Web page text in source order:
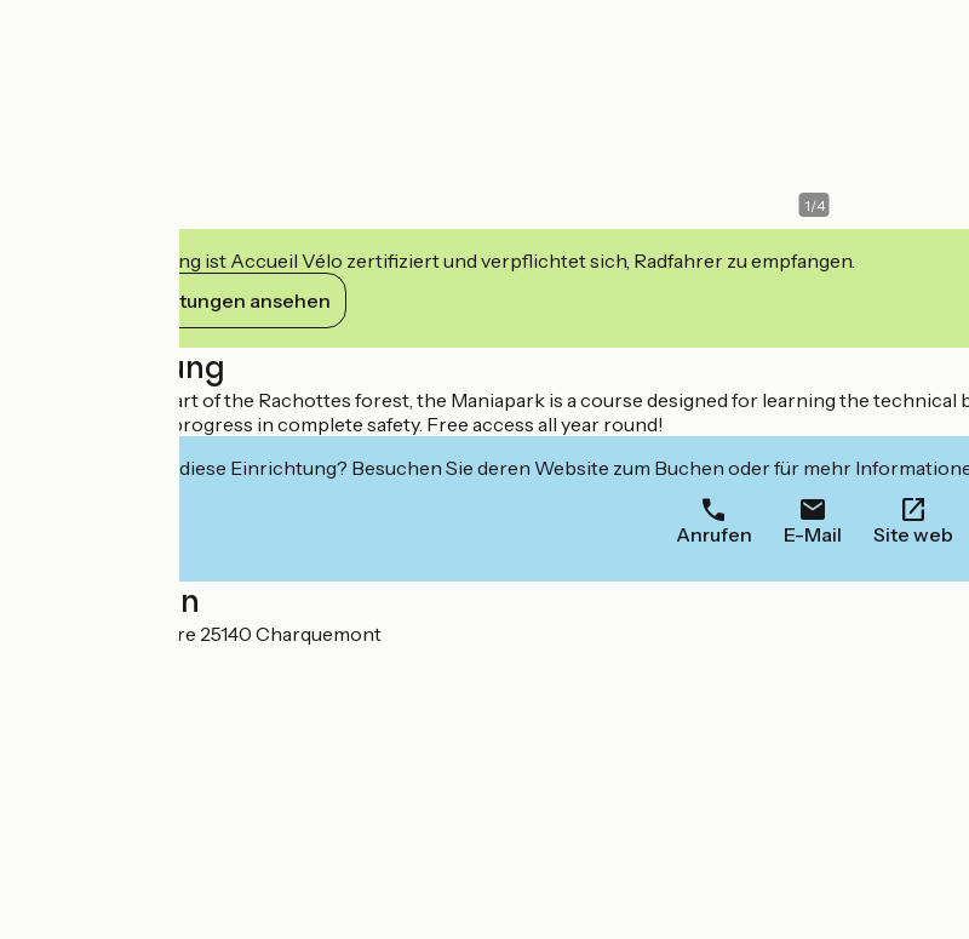
1/4
Diese Einrichtung ist Accueil Vélo zertifiziert und verpflichtet sich, Radfahrer zu empfangen.
Ihre Verpflichtungen ansehen
Beschreibung
Located in the heart of the Rachottes forest, the Maniapark is a course designed for learning the
can have fun and progress in complete safety. Free access all year round!
Interessiert Sie diese Einrichtung? Besuchen Sie deren Website zum Buchen oder für mehr
Anrufen E-Mail Site web
Localisation
Combe Saint Pierre 25140 Charquemont